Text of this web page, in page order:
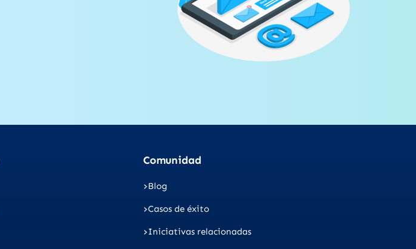
Comunidad
Blog
Casos de éxito
Iniciativas relacionadas